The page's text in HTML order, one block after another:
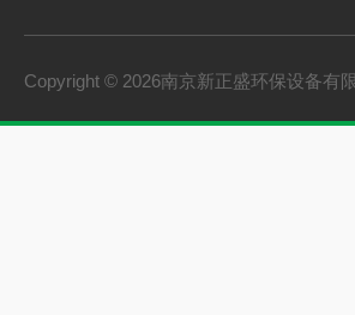
Copyright © 2026南京新正盛环保设备